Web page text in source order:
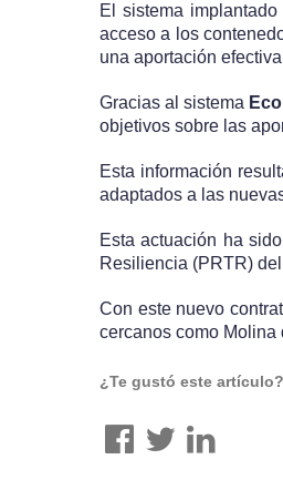
El sistema implantado
acceso a los
una aportación
Gracias al sistema
objetivos sobre las
Esta información
adaptados a las
Esta actuación ha
Resiliencia (PRTR)
Con este nuevo
cercanos como Molina
¿Te gustó este